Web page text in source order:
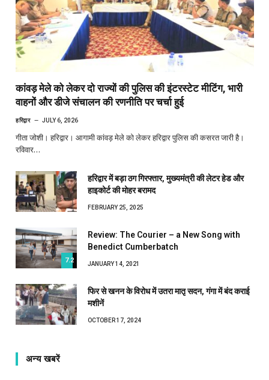
कांवड़ मेले को लेकर दो राज्यों की पुलिस की इंटरस्टेट मीटिंग, भारी
वाहनों और डीजे संचालन की रणनीति पर चर्चा हुई
हरिद्वार JULY 6, 2026
गीता जोशी। हरिद्वार। आगामी कांवड़ मेले को लेकर हरिद्वार पुलिस की कसरत जारी है।
रविवार…
हरिद्वार में बड़ा ठग गिरफ्तार, मुख्यमंत्री की लेटर हेड और
हाइकोर्ट की मोहर बरामद
FEBRUARY 25, 2025
7.2
Review: The Courier – a New Song with
Benedict Cumberbatch
JANUARY 14, 2021
फिर से खनन के विरोध में उतरा मातृ सदन, गंगा में बंद कराई
मशीनें
OCTOBER 17, 2024
अन्य खबरें